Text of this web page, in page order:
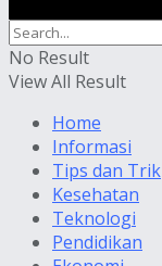
No Result
View All Result
Home
Informasi
Tips dan Trik
Kesehatan
Teknologi
Pendidikan